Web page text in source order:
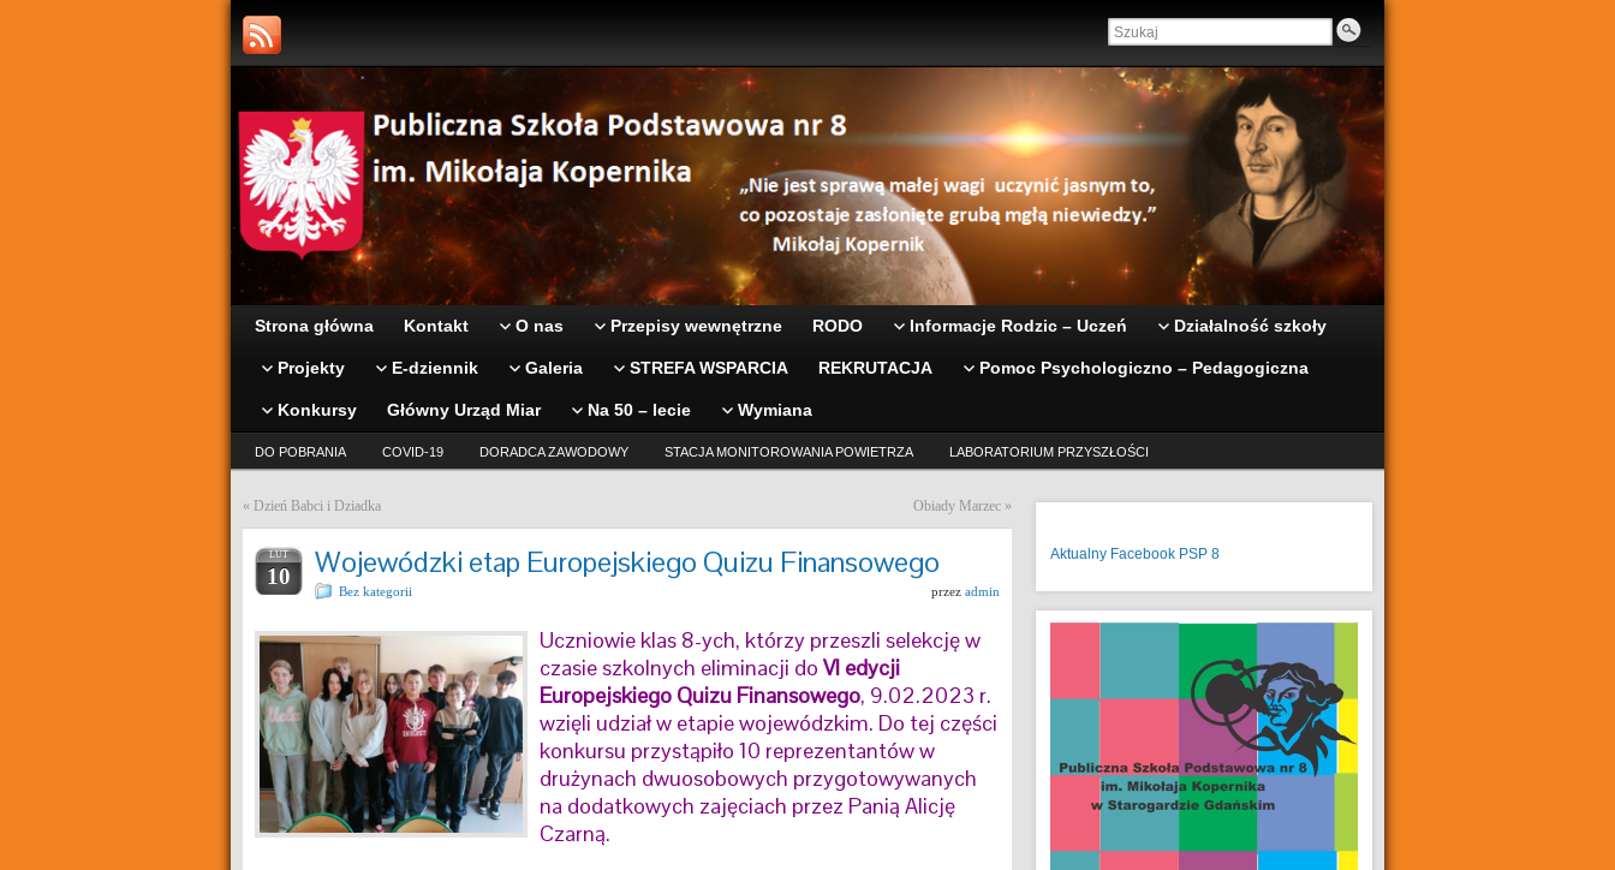
Strona główna Kontakt O nas Przepisy wewnętrzne RODO Informacje Rodzic – Uczeń Działalność szkoły
Projekty E-dziennik Galeria STREFA WSPARCIA REKRUTACJA Pomoc Psychologiczno – Pedagogiczna
Konkursy Główny Urząd Miar Na 50 – lecie Wymiana
DO POBRANIA COVID-19 DORADCA ZAWODOWY STACJA MONITOROWANIA POWIETRZA LABORATORIUM PRZYSZŁOŚCI
« Dzień Babci i Dziadka Obiady Marzec »
LUT
10 Wojewódzki etap Europejskiego Quizu Finansowego
Bez kategorii przez admin
Uczniowie klas 8-ych, którzy przeszli selekcję w
czasie szkolnych eliminacji do VI edycji
Europejskiego Quizu Finansowego, 9.02.2023 r.
wzięli udział w etapie wojewódzkim. Do tej części
konkursu przystąpiło 10 reprezentantów w
drużynach dwuosobowych przygotowywanych
na dodatkowych zajęciach przez Panią Alicję
Czarną.
Aktualny Facebook PSP 8